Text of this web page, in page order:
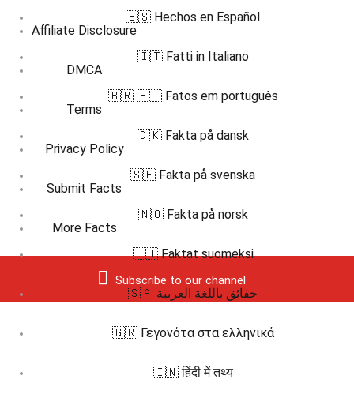
Affiliate Disclosure
DMCA
Terms
Privacy Policy
Submit Facts
More Facts
Subscribe to our channel
🇪🇸 Hechos en Español
🇮🇹 Fatti in Italiano
🇧🇷 🇵🇹 Fatos em português
🇩🇰 Fakta på dansk
🇸🇪 Fakta på svenska
🇳🇴 Fakta på norsk
🇫🇮 Faktat suomeksi
🇸🇦 حقائق باللغة العربية
🇬🇷 Γεγονότα στα ελληνικά
🇮🇳 हिंदी में तथ्य